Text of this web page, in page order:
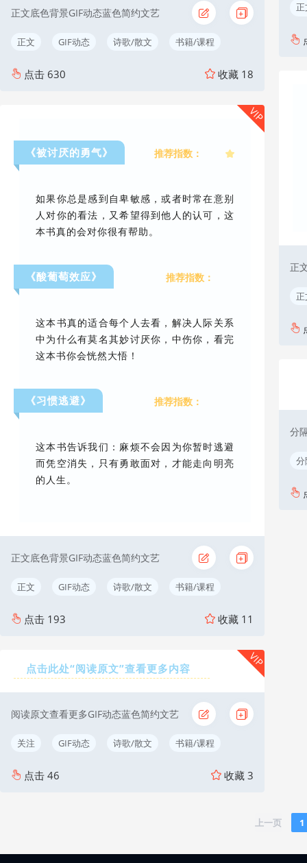
正文底色背景GIF动态蓝色简约文艺
正文 GIF动态 诗歌/散文 书籍/课程
点击 630 收藏 18
《被讨厌的勇气》 推荐指数：
如果你总是感到自卑敏感，或者时常在意别
人对你的看法，又希望得到他人的认可，这
本书真的会对你很有帮助。
《酸葡萄效应》 推荐指数：
这本书真的适合每个人去看，解决人际关系
中为什么有莫名其妙讨厌你，中伤你，看完
这本书你会恍然大悟！
《习惯逃避》 推荐指数：
这本书告诉我们：麻烦不会因为你暂时逃避
而凭空消失，只有勇敢面对，才能走向明亮
的人生。
正文底色背景GIF动态蓝色简约文艺
正文 GIF动态 诗歌/散文 书籍/课程
点击 193 收藏 11
VIP
点击此处“阅读原文”查看更多内容
阅读原文查看更多GIF动态蓝色简约文艺
关注 GIF动态 诗歌/散文 书籍/课程
点击 46 收藏 3
VIP
正
正
正
分
分
上一页 1